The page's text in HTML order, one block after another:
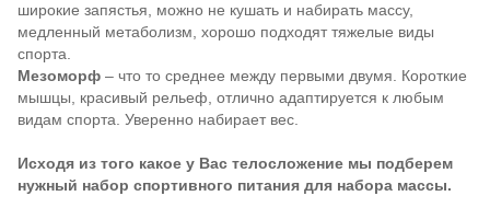
широкие запястья, можно не кушать и набирать массу,
медленный метаболизм, хорошо подходят тяжелые виды
спорта.
Мезоморф – что то среднее между первыми двумя. Короткие
мышцы, красивый рельеф, отлично адаптируется к любым
видам спорта. Уверенно набирает вес.
Исходя из того какое у Вас телосложение мы подберем
нужный набор спортивного питания для набора массы.